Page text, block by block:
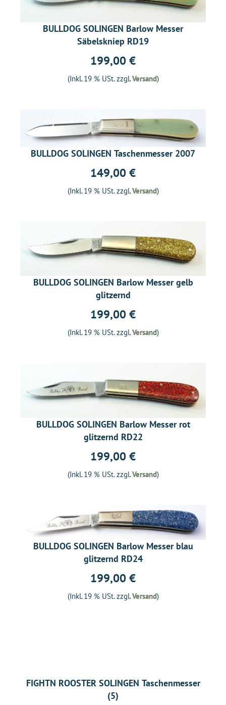
BULLDOG SOLINGEN Barlow Messer
Säbelskniep RD19
199,00 €
(Inkl. 19 % USt. zzgl.Versand)
BULLDOG SOLINGEN Taschenmesser 2007
149,00 €
(Inkl. 19 % USt. zzgl.Versand)
BULLDOG SOLINGEN Barlow Messer gelb
glitzernd
199,00 €
(Inkl. 19 % USt. zzgl.Versand)
BULLDOG SOLINGEN Barlow Messer rot
glitzernd RD22
199,00 €
(Inkl. 19 % USt. zzgl.Versand)
BULLDOG SOLINGEN Barlow Messer blau
glitzernd RD24
199,00 €
(Inkl. 19 % USt. zzgl.Versand)
FIGHTN ROOSTER SOLINGEN Taschenmesser
(5)